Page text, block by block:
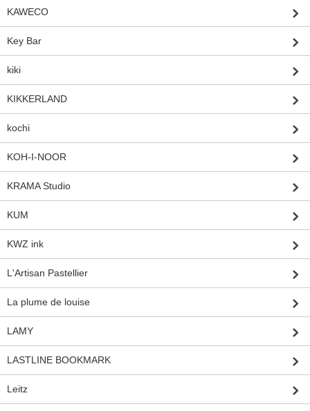
KAWECO
Key Bar
kiki
KIKKERLAND
kochi
KOH-I-NOOR
KRAMA Studio
KUM
KWZ ink
L'Artisan Pastellier
La plume de louise
LAMY
LASTLINE BOOKMARK
Leitz